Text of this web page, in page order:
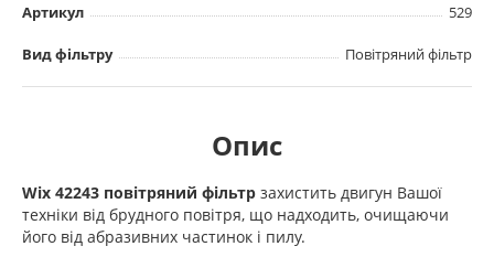
Артикул 529
Вид фільтру Повітряний фільтр
Опис
Wix 42243 повітряний фільтр захистить двигун Вашої
техніки від брудного повітря, що надходить, очищаючи
його від абразивних частинок і пилу.